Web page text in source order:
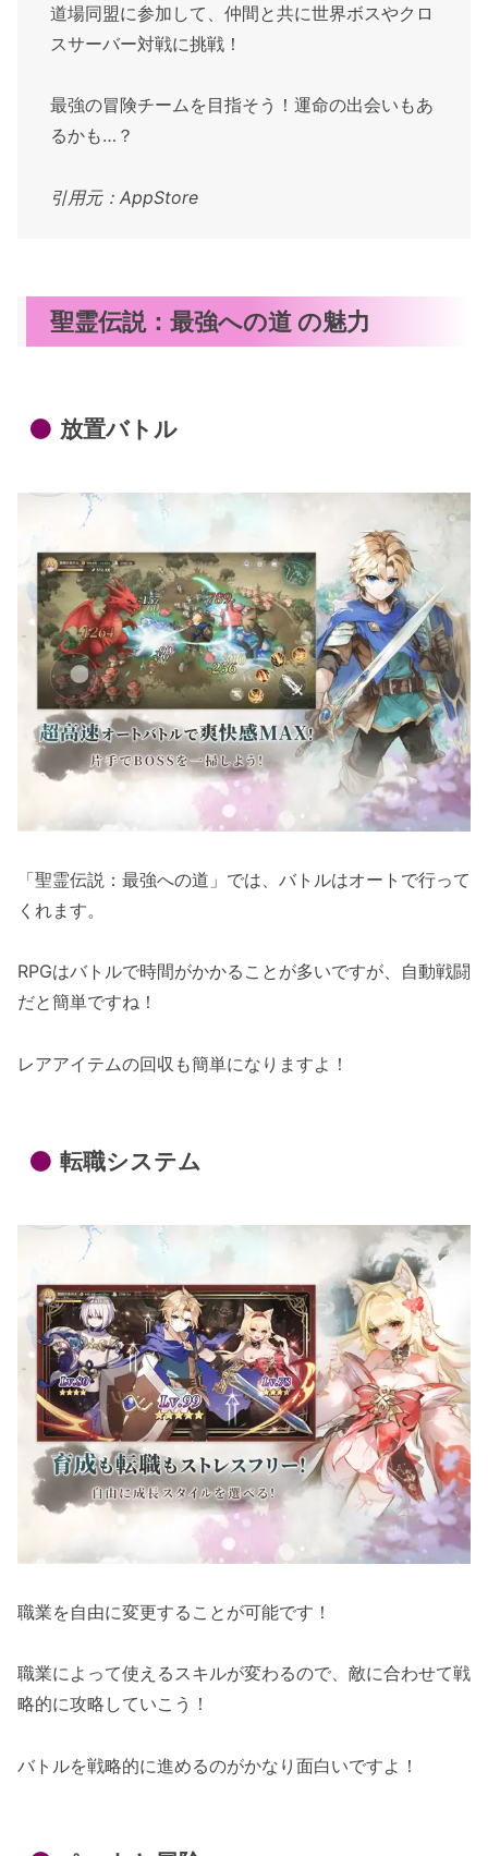
道場同盟に参加して、仲間と共に世界ボスやクロ
スサーバー対戦に挑戦！
最強の冒険チームを目指そう！運命の出会いもあ
るかも…？
引用元：AppStore
聖霊伝説：最強への道 の魅力
放置バトル
「聖霊伝説：最強への道」では、バトルはオートで行って
くれます。
RPGはバトルで時間がかかることが多いですが、自動戦闘
だと簡単ですね！
レアアイテムの回収も簡単になりますよ！
転職システム
職業を自由に変更することが可能です！
職業によって使えるスキルが変わるので、敵に合わせて戦
略的に攻略していこう！
バトルを戦略的に進めるのがかなり面白いですよ！